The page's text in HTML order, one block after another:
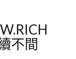
不間